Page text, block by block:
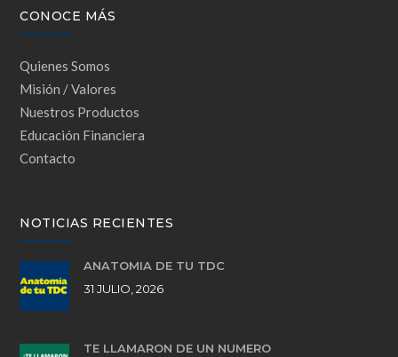
CONOCE MÁS
Quienes Somos
Misión / Valores
Nuestros Productos
Educación Financiera
Contacto
NOTICIAS RECIENTES
ANATOMÍA DE TU TDC
31 JULIO, 2026
TE LLAMARON DE UN NÚMERO